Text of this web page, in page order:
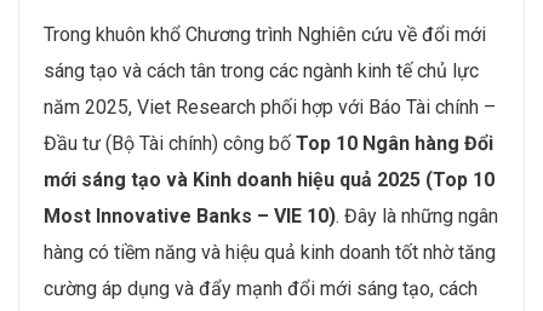
Trong khuôn khổ Chương trình Nghiên cứu về đổi mới
sáng tạo và cách tân trong các ngành kinh tế chủ lực
năm 2025, Viet Research phối hợp với Báo Tài chính –
Đầu tư (Bộ Tài chính) công bố Top 10 Ngân hàng Đổi
mới sáng tạo và Kinh doanh hiệu quả 2025 (Top 10
Most Innovative Banks – VIE 10). Đây là những ngân
hàng có tiềm năng và hiệu quả kinh doanh tốt nhờ tăng
cường áp dụng và đẩy mạnh đổi mới sáng tạo, cách